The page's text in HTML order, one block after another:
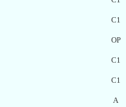
C1
OP
C1
C1
A